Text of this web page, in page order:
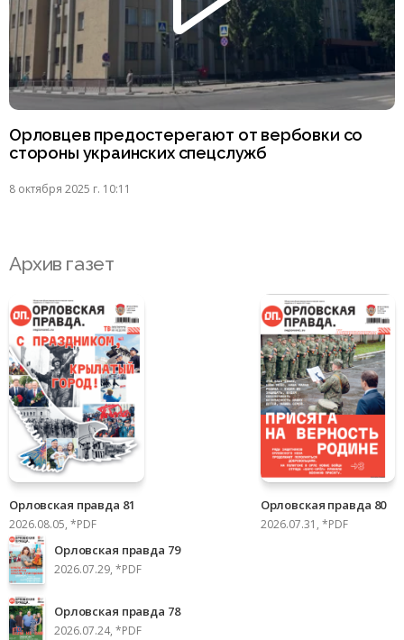
Орловцев предостерегают от вербовки со
стороны украинских спецслужб
8 октября 2025 г. 10:11
Архив газет
Орловская правда 81
2026.08.05, *PDF
Орловская правда 80
2026.07.31, *PDF
Орловская правда 79
2026.07.29, *PDF
Орловская правда 78
2026.07.24, *PDF